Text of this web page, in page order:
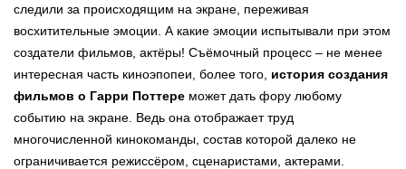
следили за происходящим на экране, переживая
восхитительные эмоции. А какие эмоции испытывали при этом
создатели фильмов, актёры! Съёмочный процесс – не менее
интересная часть киноэпопеи, более того, история создания
фильмов о Гарри Поттере может дать фору любому
событию на экране. Ведь она отображает труд
многочисленной кинокоманды, состав которой далеко не
ограничивается режиссёром, сценаристами, актерами.